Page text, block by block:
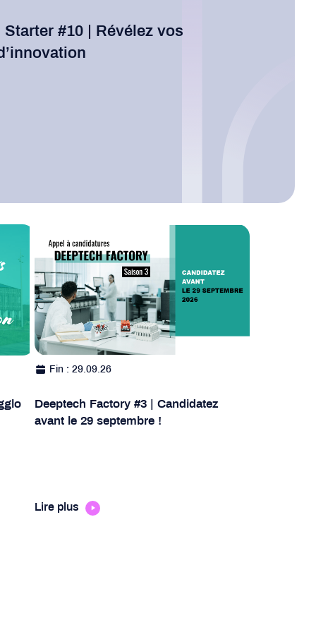
Starter #10 | Révélez vos
Fin : 29.09.26
Deeptech Factory #3 | Candidatez
avant le 29 septembre !
Lire plus